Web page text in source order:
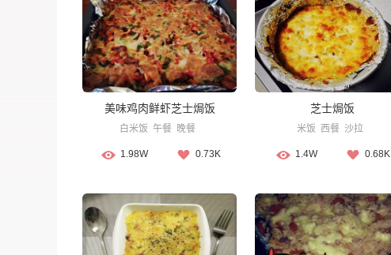
美味鸡肉鲜虾芝士焗饭
白米饭 午餐 晚餐
1.98W 0.73K
芝士焗饭
米饭 西餐 沙拉
1.4W 0.68K